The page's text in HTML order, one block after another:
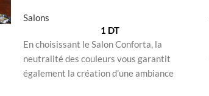
Salons
1 DT
En choisissant le Salon Conforta, la
neutralité des couleurs vous garantit
également la création d’une ambiance